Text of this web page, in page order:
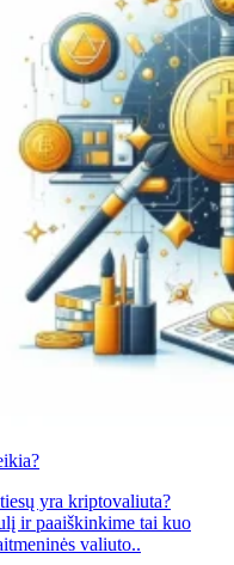
yra kriptovaliuta?
ir paaiškinkime tai kuo
valiuto..